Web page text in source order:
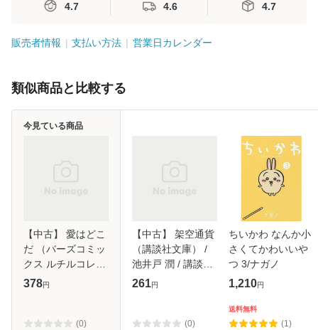
4.7 4.6 4.7
販売者情報 支払い方法 営業日カレンダー
類似商品と比較する
【中古】 愛はどこ
だ （バーズコミッ
クス ルチルコレク
ション） / 葉芝 真
無料】
378円
(0)
今見ている商品
【中古】 架空通貨
（講談社文庫） /
池井戸 潤 / 講談社
[文庫]【メール便送
261円
(0)
ちいかわ なんか小
さくてかわいいや
つ 3/ナガノ
1,210円
送料無料
(1)